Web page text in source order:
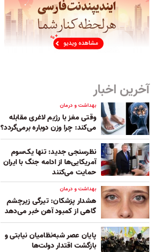
آخرین اخبار
بهداشت و درمان
وقتی مغز با رژیم لاغری مقابله
می‌کند: چرا وزن دوباره برمی‌گردد؟
نظرسنجی جدید: تنها یک‌سوم
آمریکایی‌ها از ادامه جنگ با ایران
حمایت می‌کنند
بهداشت و درمان
هشدار پزشکان: تیرگی زیرچشم
گاهی از کمبود آهن خبر می‌دهد
پایان عصر شبه‌نظامیان نیابتی و
بازگشت اقتدار دولت‌ها